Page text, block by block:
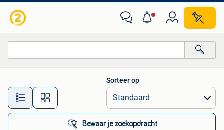
Alle afstanden…
Sorteer op
Bewaar je zoekopdracht